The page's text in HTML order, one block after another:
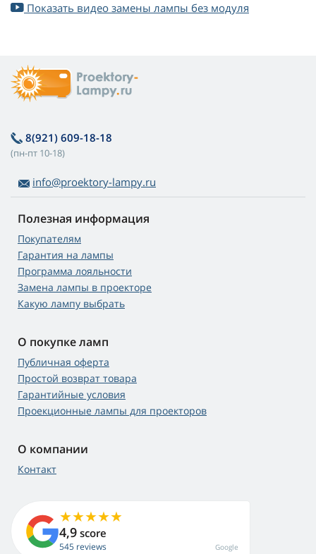
Показать видео замены лампы без модуля
8(921) 609-18-18
(пн-пт 10-18)
info@proektory-lampy.ru
Полезная информация
Покупателям
Гарантия на лампы
Программа лояльности
Замена лампы в проекторе
Какую лампу выбрать
О покупке ламп
Публичная оферта
Простой возврат товара
Гарантийные условия
Проекционные лампы для проекторов
О компании
Контакт
4,9 score
545 reviews Google